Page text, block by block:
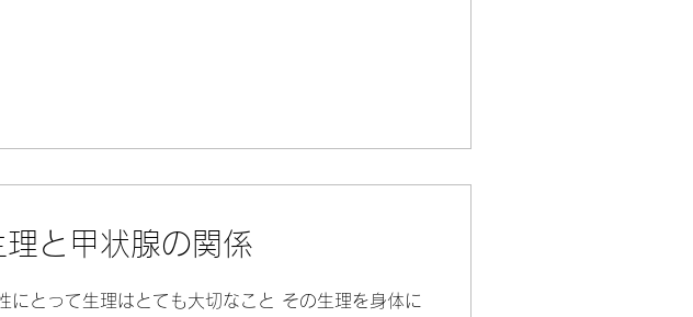
理と甲状腺の関係
にとって生理はとても大切なこと その生理を身体に